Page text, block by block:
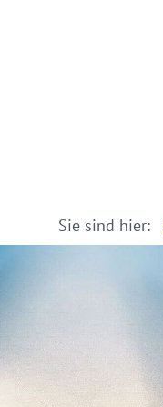
Sie sind hier: